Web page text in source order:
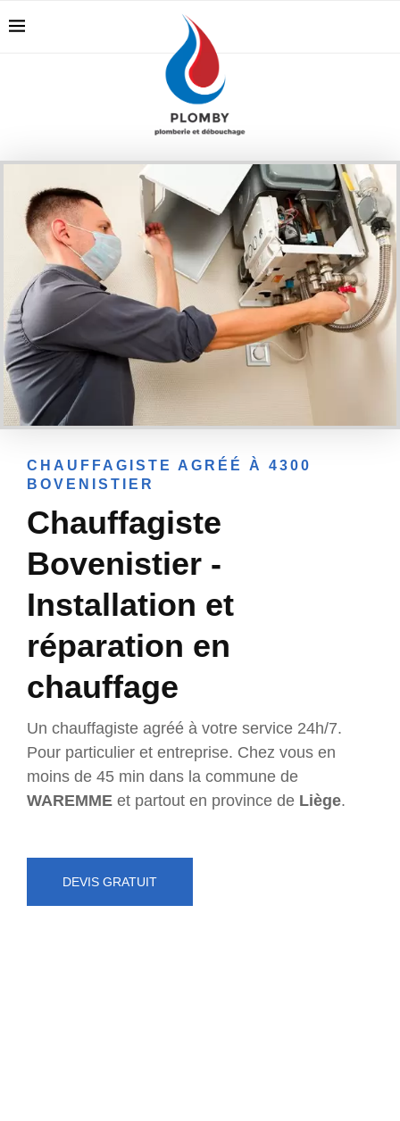
CHAUFFAGISTE AGRÉÉ À 4300
BOVENISTIER
Chauffagiste
Bovenistier -
Installation et
réparation en
chauffage
Un chauffagiste agréé à votre service 24h/7.
Pour particulier et entreprise. Chez vous en
moins de 45 min dans la commune de
WAREMME et partout en province de Liège.
DEVIS GRATUIT